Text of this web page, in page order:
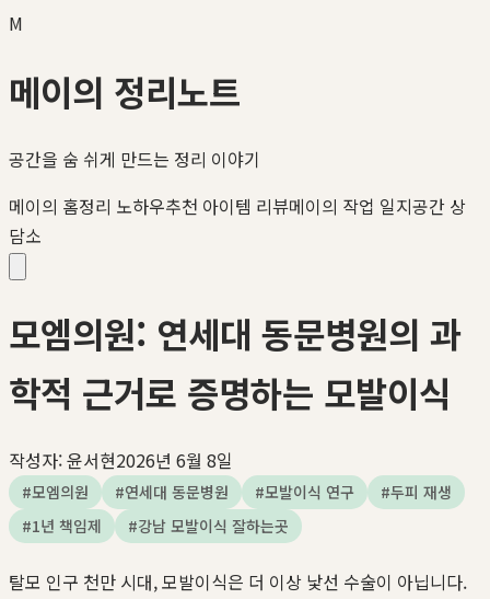
M
메이의 정리노트
공간을 숨 쉬게 만드는 정리 이야기
메이의 홈정리 노하우추천 아이템 리뷰메이의 작업 일지공간 상
담소
모엠의원: 연세대 동문병원의 과
학적 근거로 증명하는 모발이식
작성자:윤서현2026년 6월 8일
#모엠의원 #연세대 동문병원 #모발이식 연구 #두피 재생
#1년 책임제 #강남 모발이식 잘하는곳
탈모 인구 천만 시대, 모발이식은 더 이상 낯선 수술이 아닙니다.